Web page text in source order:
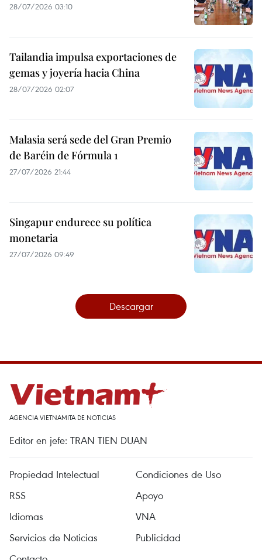
28/07/2026 03:10
Tailandia impulsa exportaciones de
gemas y joyería hacia China
28/07/2026 02:07
Malasia será sede del Gran Premio
de Baréin de Fórmula 1
27/07/2026 21:44
Singapur endurece su política
monetaria
27/07/2026 09:49
Descargar
AGENCIA VIETNAMITA DE NOTICIAS
Editor en jefe: TRAN TIEN DUAN
Propiedad Intelectual
Condiciones de Uso
RSS
Apoyo
Idiomas
VNA
Servicios de Noticias
Publicidad